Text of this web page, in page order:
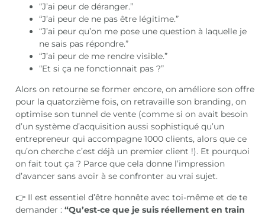
“J’ai peur de déranger.”
“J’ai peur de ne pas être légitime.”
“J’ai peur qu’on me pose une question à laquelle je
ne sais pas répondre.”
“J’ai peur de me rendre visible.”
“Et si ça ne fonctionnait pas ?”
Alors on retourne se former encore, on améliore son offre
pour la quatorzième fois, on retravaille son branding, on
optimise son tunnel de vente (comme si on avait besoin
d’un système d’acquisition aussi sophistiqué qu’un
entrepreneur qui accompagne 1000 clients, alors que ce
qu’on cherche c’est déjà un premier client !). Et pourquoi
on fait tout ça ? Parce que cela donne l’impression
d’avancer sans avoir à se confronter au vrai sujet.
👉 Il est essentiel d’être honnête avec toi-même et de te
demander :“Qu’est-ce que je suis réellement en train